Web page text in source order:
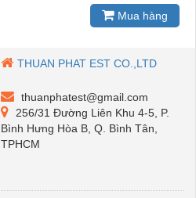
Mua hàng
THUAN PHAT EST CO.,LTD
thuanphatest@gmail.com
256/31 Đường Liên Khu 4-5, P.
Bình Hưng Hòa B, Q. Bình Tân,
TPHCM